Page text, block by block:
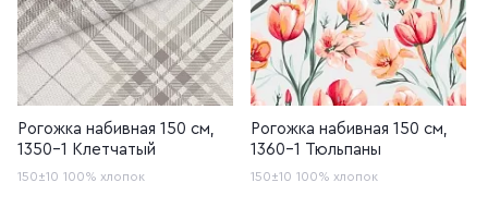
Рогожка набивная 150 см,
1350-1 Клетчатый
150±10 100% хлопок
Рогожка набивная 150 см,
1360-1 Тюльпаны
150±10 100% хлопок